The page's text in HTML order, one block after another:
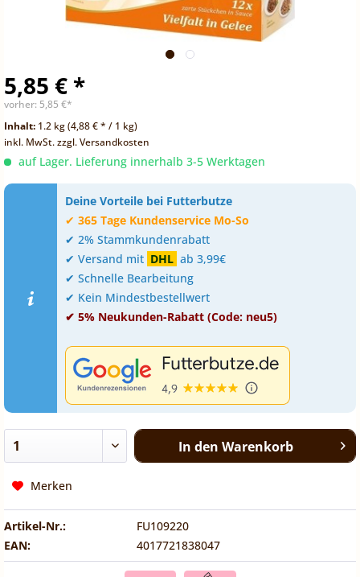
5,85 € *
vorher: 5,85 €*
Inhalt: 1.2 kg (4,88 € * / 1 kg)
inkl. MwSt.zzgl. Versandkosten
auf Lager. Lieferung innerhalb 3-5 Werktagen
Deine Vorteile bei Futterbutze
✔ 365 Tage Kundenservice Mo-So
✔ 2% Stammkundenrabatt
✔ Versand mit DHL ab 3,99€
✔ Schnelle Bearbeitung
✔ Kein Mindestbestellwert
✔ 5% Neukunden-Rabatt (Code: neu5)
In den Warenkorb
Merken
Artikel-Nr.:
FU109220
EAN:
4017721838047